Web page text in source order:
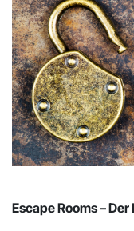
Escape Rooms –